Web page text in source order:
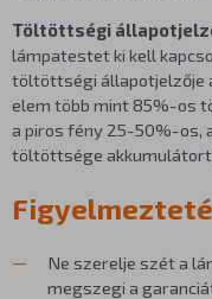
Töltöttségi
lámpatestet ki kell
töltöttségi állapotjelzője
elem több mint 85%-os
a piros fény 25-50%-os,
töltöttsége akkumulátort
Ne szerelje szét a
megszegi a